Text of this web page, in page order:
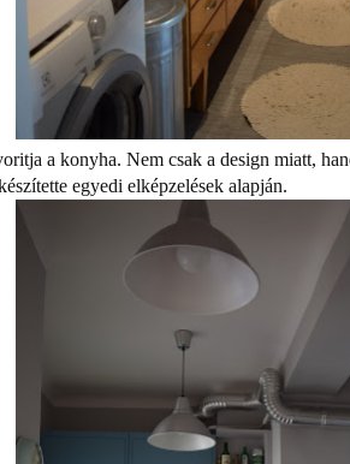
a konyha. Nem csak a design miatt,
egyedi elképzelések alapján.